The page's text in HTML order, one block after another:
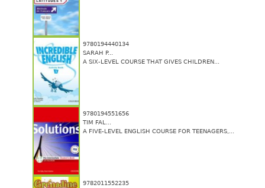
9780194440134
SARAH P...
A SIX-LEVEL COURSE THAT GIVES CHILDREN...
9780194551656
TIM FAL...
A FIVE-LEVEL ENGLISH COURSE FOR TEENAGERS,...
9782011552235